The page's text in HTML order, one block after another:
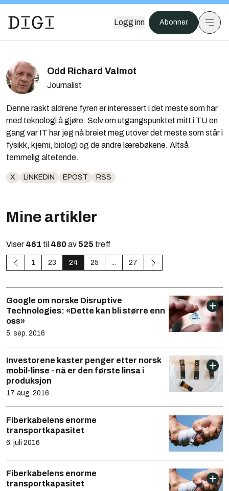
Logg inn Abonner
Odd Richard Valmot
Journalist
Denne raskt aldrene fyren er interessert i det meste som har
med teknologi å gjøre. Selv om utgangspunktet mitt i TU en
gang var IT har jeg nå breiet meg utover det meste som står i
fysikk, kjemi, biologi og de andre lærebøkene. Altså
temmelig altetende.
X LINKEDIN EPOST RSS
Mine artikler
Viser 461 til 480 av 525 treff
1 23 24 25 ... 27
Google om norske Disruptive
Technologies: «Dette kan bli større enn
oss»
5. sep. 2016
Investorene kaster penger etter norsk
mobil-linse - nå er den første linsa i
produksjon
17. aug. 2016
Fiberkabelens enorme
transportkapasitet
6. juli 2016
Fiberkabelens enorme
transportkapasitet